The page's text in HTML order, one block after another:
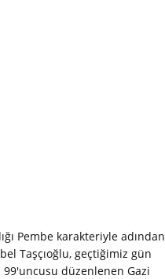
Pembe karakteriyle adından
Taşçıoğlu, geçtiğimiz gün
düzenlenen Gazi